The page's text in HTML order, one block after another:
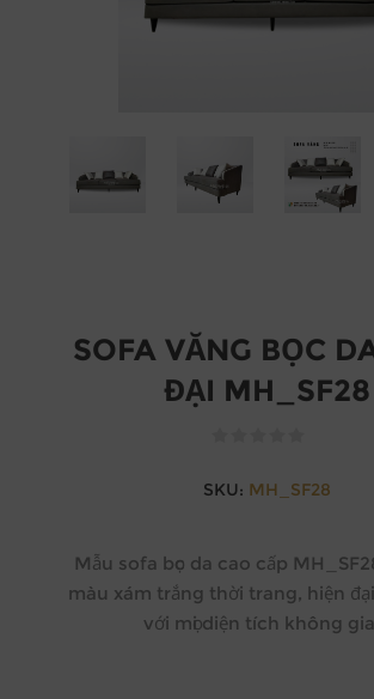
SOFA VĂNG BỌC
ĐẠI MH_SF28
SKU: MH_SF28
Mẫu sofa bọc da cao cấp
màu xám trắng thời trang, hiện
với mọi diện tích không